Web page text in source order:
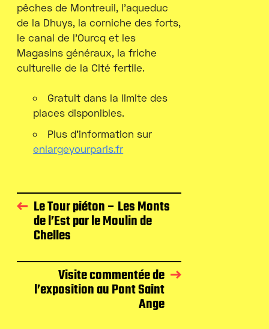
pêches de Montreuil, l’aqueduc
de la Dhuys, la corniche des forts,
le canal de l’Ourcq et les
Magasins généraux, la friche
culturelle de la Cité fertile.
Gratuit dans la limite des
places disponibles.
Plus d’information sur
enlargeyourparis.fr
Le Tour piéton – Les Monts
de l’Est par le Moulin de
Chelles
Visite commentée de
l’exposition au Pont Saint
Ange